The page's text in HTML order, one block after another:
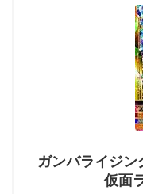
ガンバライジ
仮面